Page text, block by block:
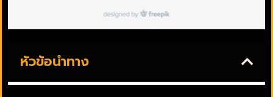
หัวข้อนำทาง